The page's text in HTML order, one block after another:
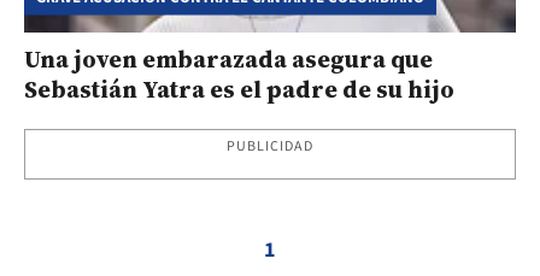
Una joven embarazada asegura que
Sebastián Yatra es el padre de su hijo
PUBLICIDAD
1